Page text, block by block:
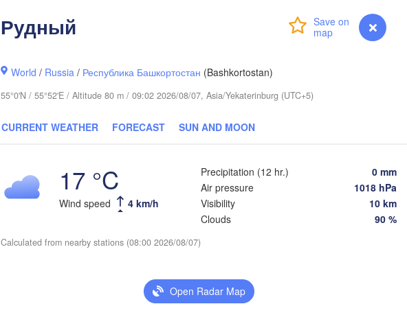
myVentusky Forecast
Рудный
World / Russia / Республика Башкортостан (Bashkortostan)
55°0'N / 55°52'E / Altitude 80 m / 09:02 2026/08/07, Asia/Yekaterinburg (UTC+5)
CURRENT WEATHER FORECAST SUN AND MOON
17 °C
Wind speed 4 km/h
Precipitation (12 hr.)
0 mm
Air pressure
1018 hPa
Visibility
10 km
Clouds
90 %
Calculated from nearby stations (08:00 2026/08/07)
Open Radar Map
Тюмень